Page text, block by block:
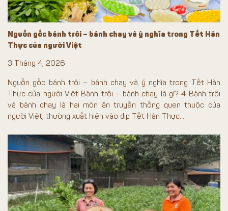
Nguồn gốc bánh trôi – bánh chay và ý nghĩa trong Tết Hàn
Thực của người Việt
3 Tháng 4, 2026
Nguồn gốc bánh trôi – bánh chay và ý nghĩa trong Tết Hàn
Thực của người Việt Bánh trôi – bánh chay là gì? 4 Bánh trôi
và bánh chay là hai món ăn truyền thống quen thuộc của
người Việt, thường xuất hiện vào dịp Tết Hàn Thực...